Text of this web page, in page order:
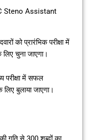
Steno Assistant
को प्रारंभिक परीक्षा में
चुना जाएगा।
परीक्षा में सफल
बुलाया जाएगा।